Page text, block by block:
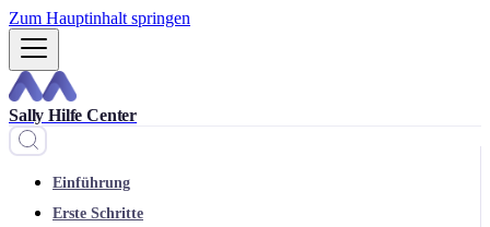
Zum Hauptinhalt springen
Sally Hilfe Center
Einführung
Erste Schritte